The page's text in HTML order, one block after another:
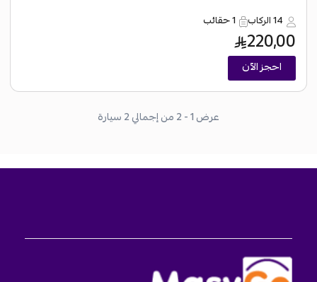
14 الركاب 1 حقائب
220,00
احجز الآن
عرض 1 - 2 من إجمالي 2 سيارة